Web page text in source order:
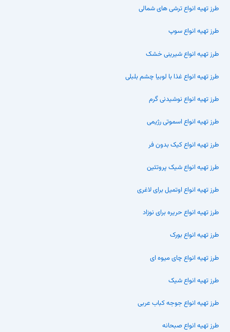
طرز تهیه انواع ترشی های شمالی
طرز تهیه انواع سوپ
طرز تهیه انواع شیرینی خشک
طرز تهیه انواع غذا با لوبیا چشم بلبلی
طرز تهیه انواع نوشیدنی گرم
طرز تهیه انواع اسموتی رژیمی
طرز تهیه انواع کیک بدون فر
طرز تهیه انواع شیک پروتئین
طرز تهیه انواع اوتمیل برای لاغری
طرز تهیه انواع حریره برای نوزاد
طرز تهیه انواع بورک
طرز تهیه انواع چای میوه ای
طرز تهیه انواع شیک
طرز تهیه انواع جوجه کباب عربی
طرز تهیه انواع صبحانه